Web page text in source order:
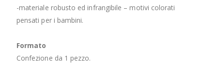
-materiale robusto ed infrangibile – motivi colorati
pensati per i bambini.
Formato
Confezione da 1 pezzo.